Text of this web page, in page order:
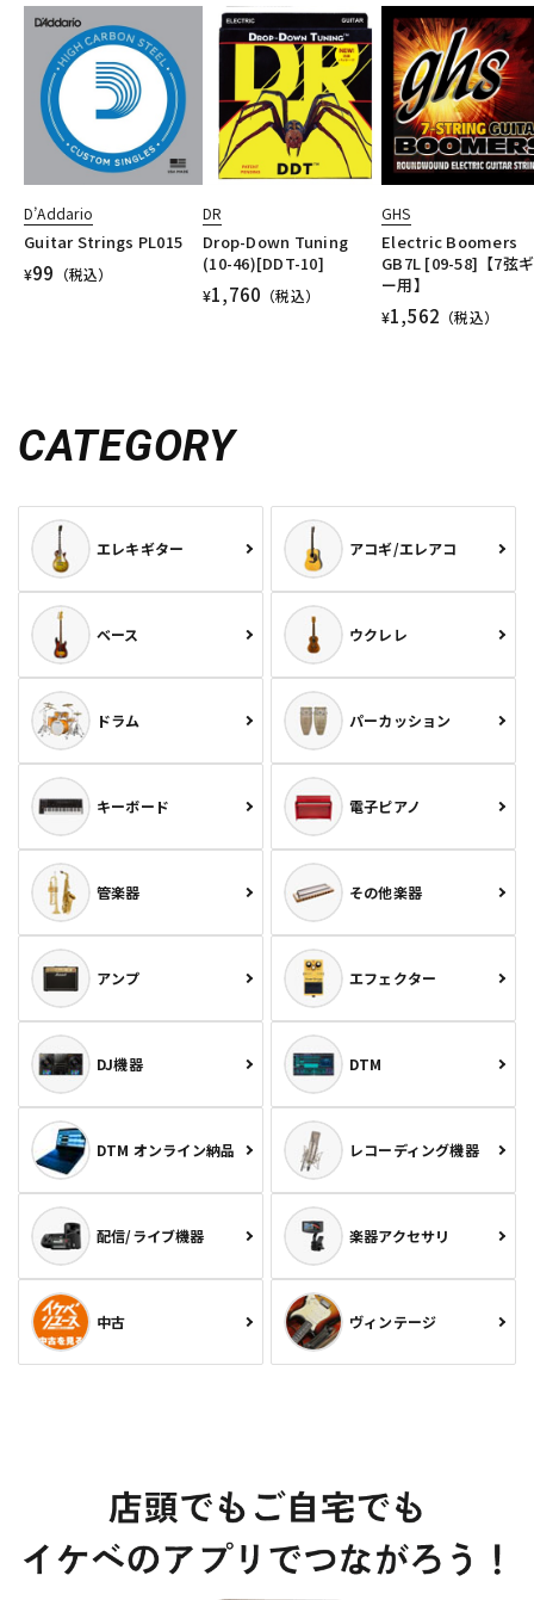
D’Addario
Guitar Strings PL015
¥99 （税込）
DR
Drop-Down Tuning
(10-46)[DDT-10]
¥1,760 （税込）
GHS
Electric Boomers
GB7L [09-58]【7弦
ー用】
¥1,562 （税込）
CATEGORY
エレキギター アコギ/エレアコ
ベース ウクレレ
ドラム パーカッション
キーボード 電子ピアノ
管楽器 その他楽器
アンプ エフェクター
DJ機器 DTM
DTM オンライン納品 レコーディング機器
配信/ライブ機器 楽器アクセサリ
中古 ヴィンテージ